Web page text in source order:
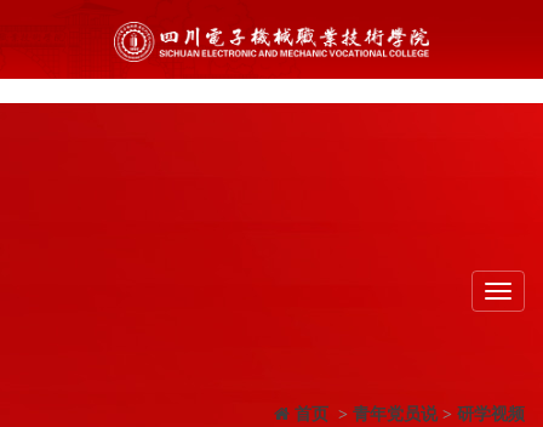
首页 > 青年党员说> 研学视频